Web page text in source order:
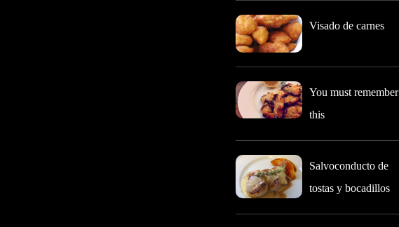
Visado de carnes
You must remember
this
Salvoconducto de
tostas y bocadillos